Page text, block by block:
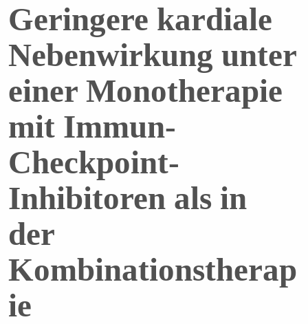
Geringere kardiale
Nebenwirkung unter
einer Monotherapie
mit Immun-
Checkpoint-
Inhibitoren als in
der
Kombinationstherap
ie